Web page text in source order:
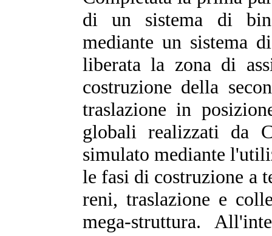
di un sistema di
mediante un sistema
liberata la zona di
costruzione della
traslazione in
globali realizzati da
simulato mediante
le fasi di costruzione a
reni, traslazione e
mega-struttura.